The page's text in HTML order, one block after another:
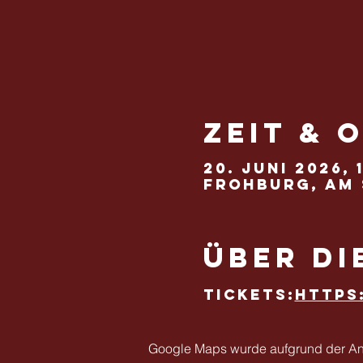
Zeit &
20. Juni 2026,
Frohburg,
Über
Tickets:
Google Maps wurde aufgrund der